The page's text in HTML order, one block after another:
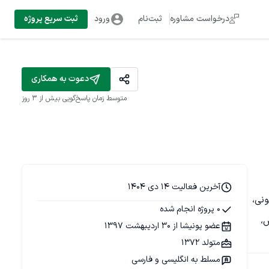
درخواست مشاوره ثبت‌نام ورود ثبت سریع پروژه
دعوت به همکاری
متوسط زمان پاسخ‌گویی بیش از ۳ روز
مسکونی،
آخرین فعالیت 14 دی 1404
0 پروژه انجام شده
عضو پونیشا از 30 اردیبهشت 1397
متولد 1372
مسلط به انگلیسی و فارسی